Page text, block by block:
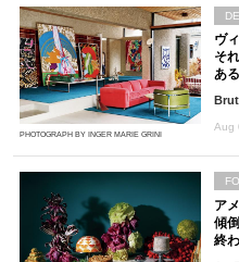
PHOTOGRAPH BY INGER MARIE GRINI
ヴ
そ
あ
Aug
ア
傾
終